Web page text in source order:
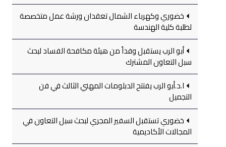
خضوري وكهرباء الشمال تعقدان ورشة عمل متخصصة
لطلبة كلية الهندسة
أبو الرب يستقبل وفداً من هيئة مكافحة الفساد لبحث
سبل التعاون المشترك
ا.د.أبو الرب يفتتح الدبلومات المهني الثالث في فن
التجميل
خضوري تستقبل السفير المجري لبحث سبل التعاون في
المجالات الأكاديمية